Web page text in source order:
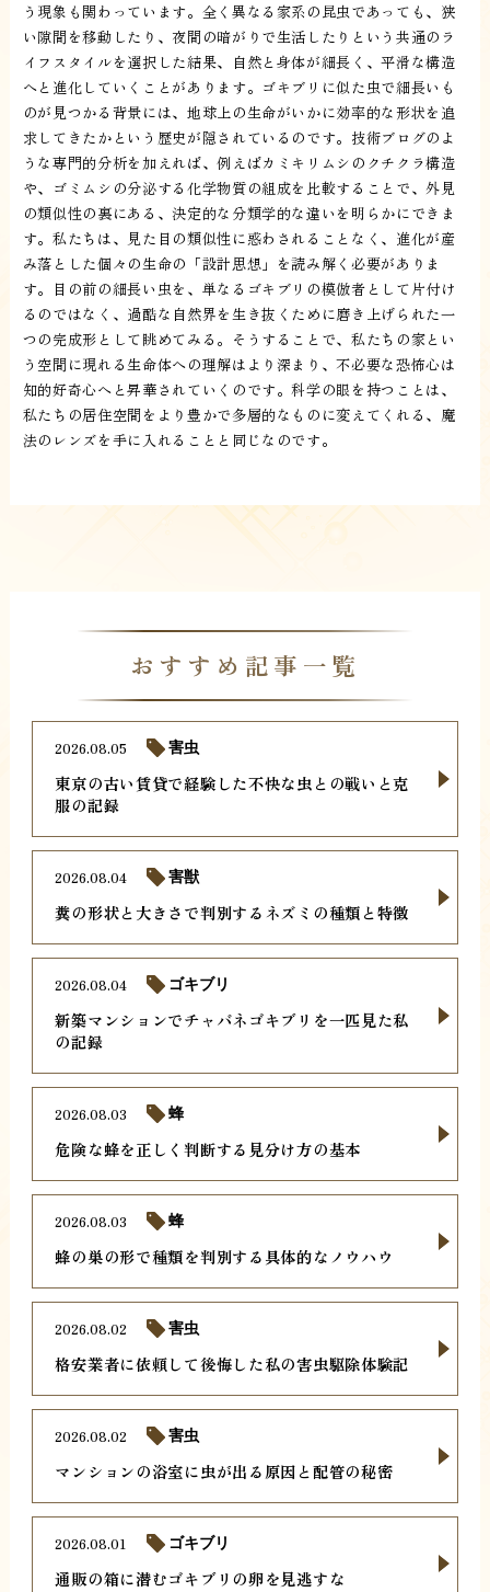
う現象も関わっています。全く異なる家系の昆虫であっても、狭
い隙間を移動したり、夜間の暗がりで生活したりという共通のラ
イフスタイルを選択した結果、自然と身体が細長く、平滑な構造
へと進化していくことがあります。ゴキブリに似た虫で細長いも
のが見つかる背景には、地球上の生命がいかに効率的な形状を追
求してきたかという歴史が隠されているのです。技術ブログのよ
うな専門的分析を加えれば、例えばカミキリムシのクチクラ構造
や、ゴミムシの分泌する化学物質の組成を比較することで、外見
の類似性の裏にある、決定的な分類学的な違いを明らかにできま
す。私たちは、見た目の類似性に惑わされることなく、進化が産
み落とした個々の生命の「設計思想」を読み解く必要がありま
す。目の前の細長い虫を、単なるゴキブリの模倣者として片付け
るのではなく、過酷な自然界を生き抜くために磨き上げられた一
つの完成形として眺めてみる。そうすることで、私たちの家とい
う空間に現れる生命体への理解はより深まり、不必要な恐怖心は
知的好奇心へと昇華されていくのです。科学の眼を持つことは、
私たちの居住空間をより豊かで多層的なものに変えてくれる、魔
法のレンズを手に入れることと同じなのです。
おすすめ記事一覧
東京の古い賃貸で経験した不快な虫との戦いと克
服の記録
2026.08.05 害虫
糞の形状と大きさで判別するネズミの種類と特徴
2026.08.04 害獣
新築マンションでチャバネゴキブリを一匹見た私
の記録
2026.08.04 ゴキブリ
危険な蜂を正しく判断する見分け方の基本
2026.08.03 蜂
蜂の巣の形で種類を判別する具体的なノウハウ
2026.08.03 蜂
格安業者に依頼して後悔した私の害虫駆除体験記
2026.08.02 害虫
マンションの浴室に虫が出る原因と配管の秘密
2026.08.02 害虫
通販の箱に潜むゴキブリの卵を見逃すな
2026.08.01 ゴキブリ